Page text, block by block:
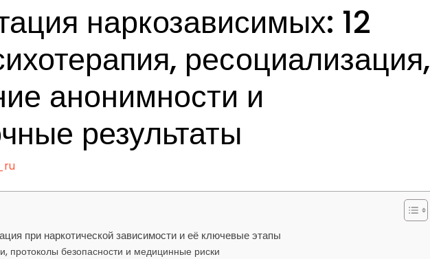
наркозависимых: 12
ресоциализация,
анонимности и
результаты
при наркотической зависимости и её ключевые этапы
протоколы безопасности и медицинные риски